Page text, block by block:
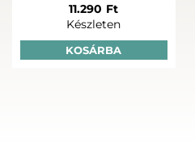
ARCKRÉM 50 ML
11.290 Ft
Készleten
KOSÁRBA